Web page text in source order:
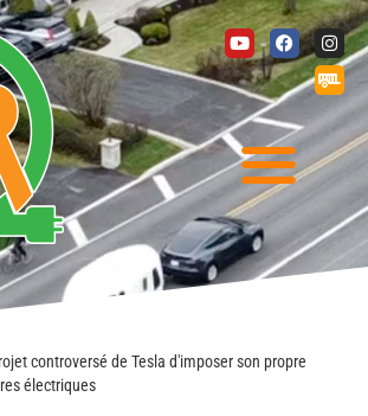
controversé de Tesla d'imposer son propre
électriques